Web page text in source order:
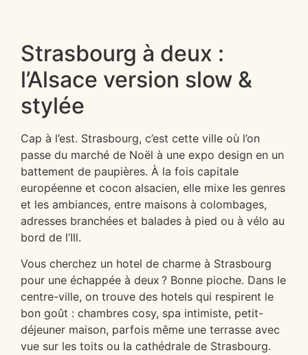
Strasbourg à deux :
l’Alsace version slow &
stylée
Cap à l’est. Strasbourg, c’est cette ville où l’on
passe du marché de Noël à une expo design en un
battement de paupières. À la fois capitale
européenne et cocon alsacien, elle mixe les genres
et les ambiances, entre maisons à colombages,
adresses branchées et balades à pied ou à vélo au
bord de l’Ill.
Vous cherchez un hotel de charme à Strasbourg
pour une échappée à deux ? Bonne pioche. Dans le
centre-ville, on trouve des hotels qui respirent le
bon goût : chambres cosy, spa intimiste, petit-
déjeuner maison, parfois même une terrasse avec
vue sur les toits ou la cathédrale de Strasbourg.